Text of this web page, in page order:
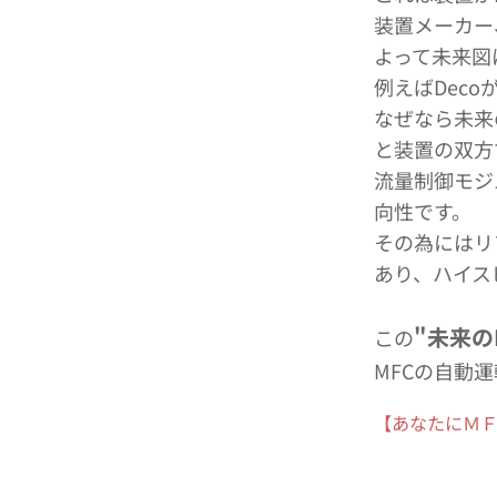
装置メーカ
よって未来図
例えばDeco
なぜなら未
と装置の双
流量制御モ
向性です。
その為には
あり、ハイ
この"未来
MFCの自動
【あなたに